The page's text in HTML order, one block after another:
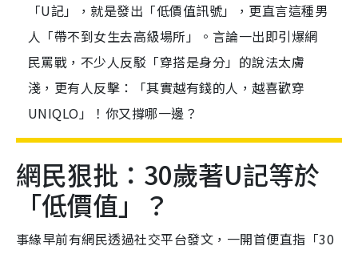
「U記」，就是發出「低價值訊號」，更直言這種男
人「帶不到女生去高級場所」。言論一出即引爆網
民罵戰，不少人反駁「穿搭是身分」的說法太膚
淺，更有人反擊：「其實越有錢的人，越喜歡穿
UNIQLO」！你又撐哪一邊？
網民狠批：30歲著U記等於
「低價值」？
事緣早前有網民透過社交平台發文，一開首便直指「30